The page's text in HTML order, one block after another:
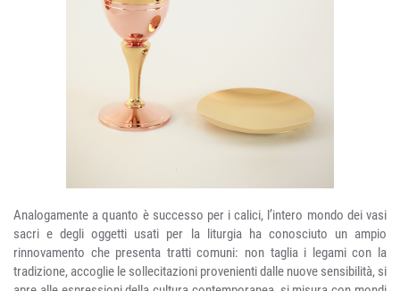
Analogamente a quanto è successo per i calici, l’intero mondo dei vasi
sacri e degli oggetti usati per la liturgia ha conosciuto un ampio
rinnovamento che presenta tratti comuni: non taglia i legami con la
tradizione, accoglie le sollecitazioni provenienti dalle nuove sensibilità, si